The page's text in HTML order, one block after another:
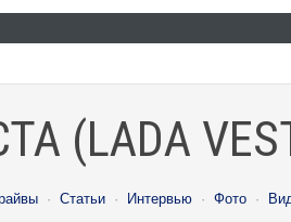
(LADA
· Статьи · Интервью · Фото ·